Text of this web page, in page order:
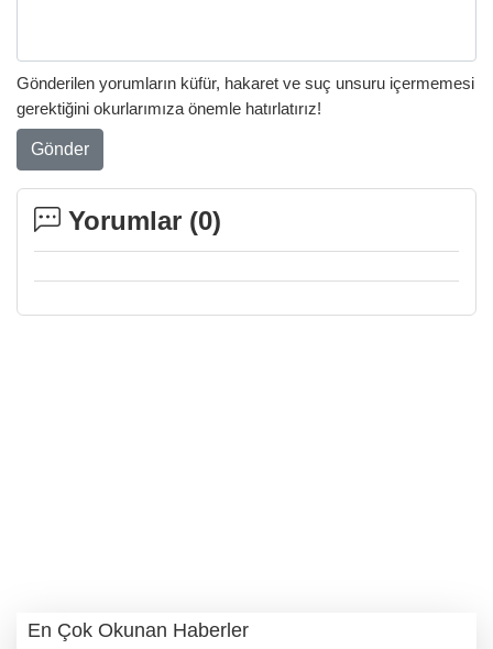
Gönderilen yorumların küfür, hakaret ve suç unsuru içermemesi
gerektiğini okurlarımıza önemle hatırlatırız!
Gönder
Yorumlar (0)
En Çok Okunan Haberler